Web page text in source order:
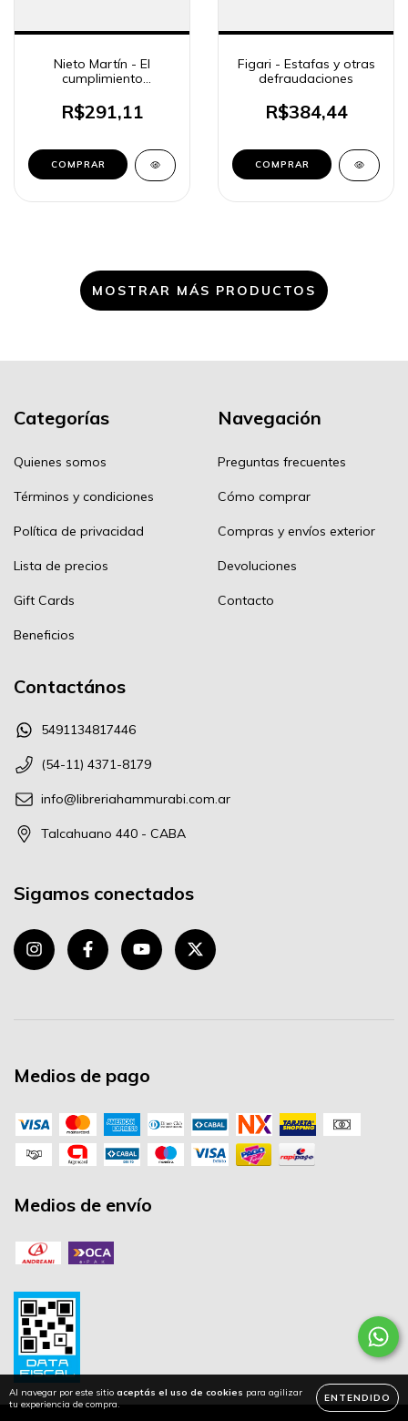
Al navegar por este sitio aceptás el uso de cookies para agilizar
tu experiencia de compra.
ENTENDIDO
Nieto Martín - El
cumplimiento
estrategia político-
criminal
R$291,11
COMPRAR
Figari - Estafas y otras
defraudaciones
R$384,44
COMPRAR
MOSTRAR MÁS PRODUCTOS
Categorías
Quienes somos
Términos y condiciones
Política de privacidad
Lista de precios
Gift Cards
Beneficios
Navegación
Preguntas frecuentes
Cómo comprar
Compras y envíos exterior
Devoluciones
Contacto
Contactános
5491134817446
(54-11) 4371-8179
info@libreriahammurabi.com.ar
Talcahuano 440 - CABA
Sigamos conectados
Medios de pago
Medios de envío